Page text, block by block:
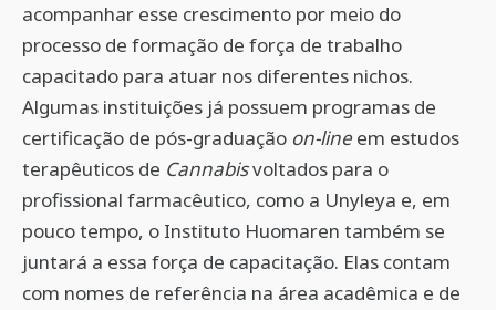
acompanhar esse crescimento por meio do
processo de formação de força de trabalho
capacitado para atuar nos diferentes nichos.
Algumas instituições já possuem programas de
certificação de pós-graduação on-lineem estudos
terapêuticos de Cannabisvoltados para o
profissional farmacêutico, como a Unyleya e, em
pouco tempo, o Instituto Huomaren também se
juntará a essa força de capacitação. Elas contam
com nomes de referência na área acadêmica e de